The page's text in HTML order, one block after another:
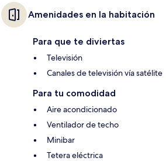
Amenidades en la habitación
Para que te diviertas
Televisión
Canales de televisión vía satélite
Para tu comodidad
Aire acondicionado
Ventilador de techo
Minibar
Tetera eléctrica